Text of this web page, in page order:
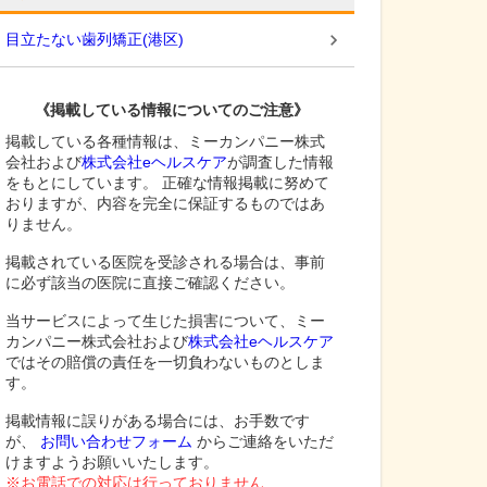
目立たない歯列矯正(港区)
《掲載している情報についてのご注意》
掲載している各種情報は、ミーカンパニー株式
会社および株式会社eヘルスケアが調査した情報
をもとにしています。 正確な情報掲載に努めて
おりますが、内容を完全に保証するものではあ
りません。
掲載されている医院を受診される場合は、事前
に必ず該当の医院に直接ご確認ください。
当サービスによって生じた損害について、ミー
カンパニー株式会社および株式会社eヘルスケア
ではその賠償の責任を一切負わないものとしま
す。
掲載情報に誤りがある場合には、お手数です
が、
お問い合わせフォーム からご連絡をいただ
けますようお願いいたします。
※お電話での対応は行っておりません